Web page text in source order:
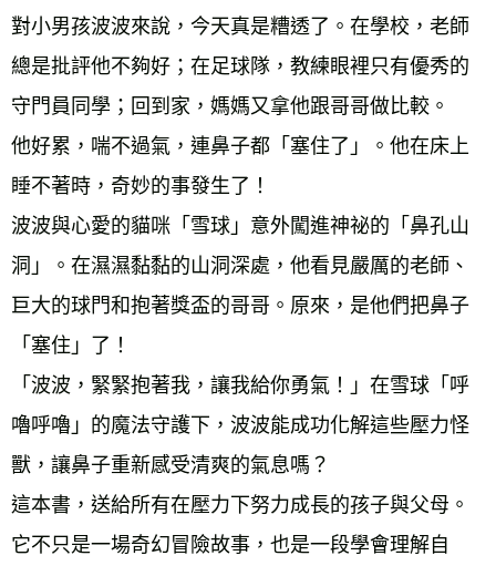
對小男孩波波來說，今天真是糟透了。在學校，老師
總是批評他不夠好；在足球隊，教練眼裡只有優秀的
守門員同學；回到家，媽媽又拿他跟哥哥做比較。
他好累，喘不過氣，連鼻子都「塞住了」。他在床上
睡不著時，奇妙的事發生了！
波波與心愛的貓咪「雪球」意外闖進神祕的「鼻孔山
洞」。在濕濕黏黏的山洞深處，他看見嚴厲的老師、
巨大的球門和抱著獎盃的哥哥。原來，是他們把鼻子
「塞住」了！
「波波，緊緊抱著我，讓我給你勇氣！」在雪球「呼
嚕呼嚕」的魔法守護下，波波能成功化解這些壓力怪
獸，讓鼻子重新感受清爽的氣息嗎？
這本書，送給所有在壓力下努力成長的孩子與父母。
它不只是一場奇幻冒險故事，也是一段學會理解自